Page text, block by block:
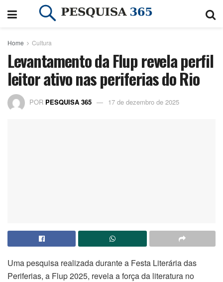
Home Cultura
Levantamento da Flup revela perfil
leitor ativo nas periferias do Rio
POR PESQUISA 365 17 de dezembro de 2025
Uma pesquisa realizada durante a Festa Literária das
Periferias, a Flup 2025, revela a força da literatura no